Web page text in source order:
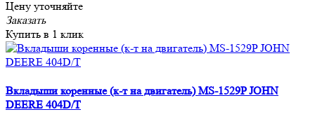
Цену уточняйте
Заказать
Купить в 1 клик
Вкладыши коренные (к-т на двигатель) MS-1529P JOHN
DEERE 404D/T